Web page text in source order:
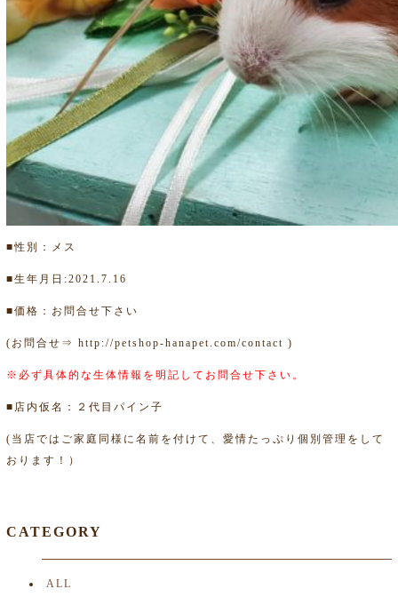
■性別：メス
■生年月日:2021.7.16
■価格：お問合せ下さい
(お問合せ⇒ http://petshop-hanapet.com/contact )
※必ず具体的な生体情報を明記してお問合せ下さい。
■店内仮名：２代目パイン子
(当店ではご家庭同様に名前を付けて、愛情たっぷり個別管理をして
おります！）
CATEGORY
ALL